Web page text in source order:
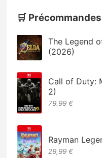
🛒
The Legend
(2026)
Call of Duty:
2)
79.99 €
Rayman
29,99 €